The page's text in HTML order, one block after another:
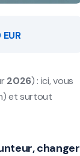
EUR
2026) : ici, vous
et surtout
,changer